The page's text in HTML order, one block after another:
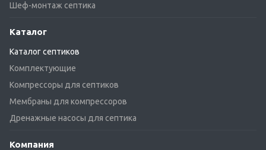
Шеф-монтаж септика
Каталог
Каталог септиков
Комплектующие
Компрессоры для септиков
Мембраны для компрессоров
Дренажные насосы для септика
Компания